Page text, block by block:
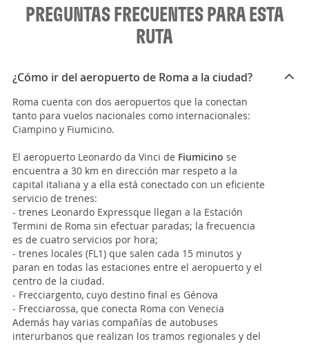
PREGUNTAS FRECUENTES PARA ESTA
RUTA
¿Cómo ir del aeropuerto de Roma a la ciudad?
Roma cuenta con dos aeropuertos que la conectan
tanto para vuelos nacionales como internacionales:
Ciampino y Fiumicino.
El aeropuerto Leonardo da Vinci de Fiumicino se
encuentra a 30 km en dirección mar respeto a la
capital italiana y a ella está conectado con un eficiente
servicio de trenes:
- trenes Leonardo Expressque llegan a la Estación
Termini de Roma sin efectuar paradas; la frecuencia
es de cuatro servicios por hora;
- trenes locales (FL1) que salen cada 15 minutos y
paran en todas las estaciones entre el aeropuerto y el
centro de la ciudad.
- Frecciargento, cuyo destino final es Génova
- Frecciarossa, que conecta Roma con Venecia
Además hay varias compañías de autobuses
interurbanos que realizan los tramos regionales y del